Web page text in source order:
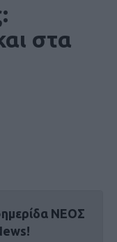
στα
ΝΕΟΣ